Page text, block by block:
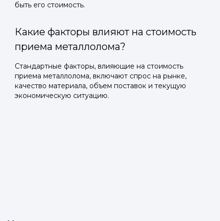
быть его стоимость.
Какие факторы влияют на стоимость
приема металлолома?
Стандартные факторы, влияющие на стоимость
приема металлолома, включают спрос на рынке,
качество материала, объем поставок и текущую
экономическую ситуацию.